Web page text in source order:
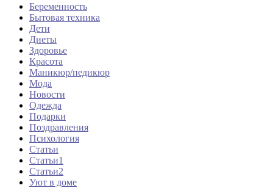
Беременность
Бытовая техника
Дети
Диеты
Здоровье
Красота
Маникюр/педикюр
Мода
Новости
Одежда
Подарки
Поздравления
Психология
Статьи
Статьи1
Статьи2
Уют в доме